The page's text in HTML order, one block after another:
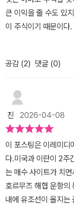
조금 먼저 시작했던
하고자 했습니다.”어
큰 이유는 돈을 벌기
외풍에 크게 악영향
되는 경향이 있는 반면
이 있다’는 속담처럼
던 10년 간의 장기 박
안에 드는 모습을 보
년까지 계속 하락세
기까지 상승을 보이다
024년은 거의 지리멸
어를 잘해야 할까?
영어로 표기된 참고 자
큰 이익을 줄 수도 있
이 주식이기 때문이다
치는 이유는 달러라
다. 불확실성과변동성
지지만 지속적인 안정
다. 그 통화를 바탕으
위한 여러시도를 하지
미국은 정치적으로 영
탕으로 많은 스타트
많은 유니콘 기업이 나
당과 이익환원을 실시
끊임없이 성장하고
미국 S&P 500과 나
공감 (2) 댓글 (0)
진 2026-04-08
이 포스팅은 이레미디
다.미국과 이란이 2주
는 매수 사이트가 치
호르무즈 해협 운항의
내에 유조선이 올지는